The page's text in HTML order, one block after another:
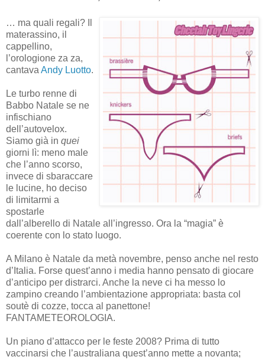
… ma quali regali? Il
materassino, il
cappellino,
l’orologione za za,
cantava Andy Luotto.
Le turbo renne di
Babbo Natale se ne
infischiano
dell’autovelox.
Siamo già in quei
giorni lì: meno male
che l’anno scorso,
invece di sbaraccare
le lucine, ho deciso
di limitarmi a
spostarle
dall’alberello di Natale all’ingresso. Ora la “magia” è
coerente con lo stato luogo.
A Milano è Natale da metà novembre, penso anche nel resto
d’Italia. Forse quest’anno i media hanno pensato di giocare
d’anticipo per distrarci. Anche la neve ci ha messo lo
zampino creando l’ambientazione appropriata: basta col
soutè di cozze, tocca al panettone!
FANTAMETEOROLOGIA.
Un piano d’attacco per le feste 2008? Prima di tutto
vaccinarsi che l’australiana quest’anno mette a novanta;